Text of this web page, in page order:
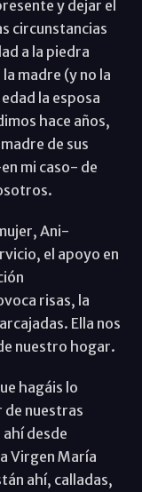
y dejar el
circunstancias
a la piedra
madre (y no la
la esposa
hace años,
de sus
mi caso- de
Ani-
el apoyo en
risas, la
Ella nos
nuestro hogar.
hagáis lo
de nuestras
desde
Virgen María
ahí, calladas,